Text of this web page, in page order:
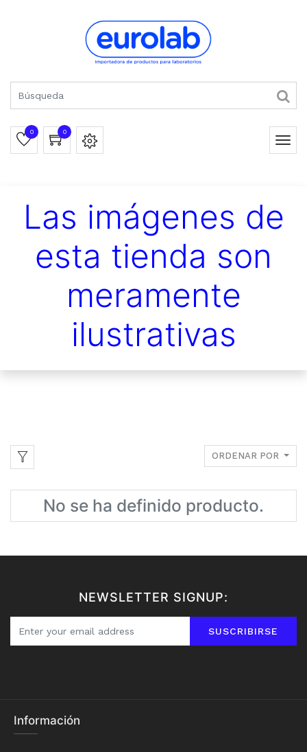
0 0
Las imágenes de
esta tienda son
meramente
ilustrativas
ORDENAR POR
No se ha definido producto.
NEWSLETTER SIGNUP:
SUSCRIBIRSE
Información